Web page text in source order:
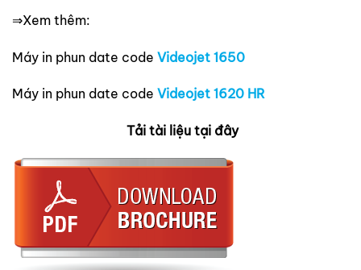
⇒Xem thêm:
Máy in phun date code Videojet 1650
Máy in phun date code Videojet 1620 HR
Tải tài liệu tại đây